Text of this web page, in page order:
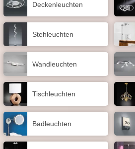
Decken­leuchten
Stehleuchten
Wand­leuchten
Tisch­leuchten
Badleuchten